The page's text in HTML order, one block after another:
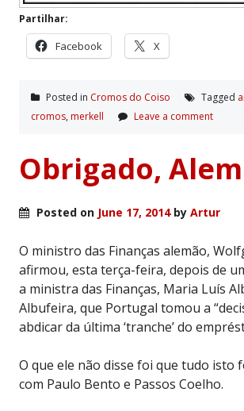
Partilhar:
Facebook X
Posted in Cromos do Coiso Tagged
cromos, merkell Leave a comment
Obrigado,
Posted on June 17, 2014by Artur
O ministro das Finanças alemão,
afirmou, esta terça-feira, depois de
a ministra das Finanças, Maria Luís
Albufeira, que Portugal tomou a
abdicar da última ‘tranche’ do
O que ele não disse foi que tudo isto
com Paulo Bento e Passos Coelho.